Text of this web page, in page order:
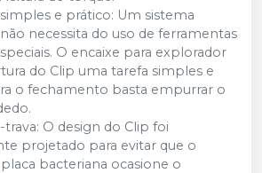
e prático: Um sistema
necessita do uso de ferramentas
O encaixe para explorador
do Clip uma tarefa simples e
o fechamento basta empurrar o
O design do Clip foi
projetado para evitar que o
bacteriana ocasione o